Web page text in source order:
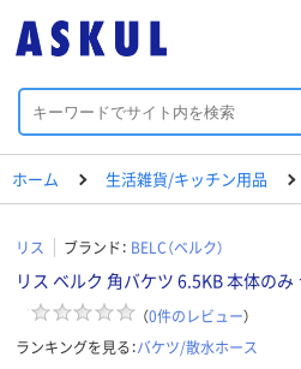
ホーム 生活雑貨/キッチン用品
リス ブランド： BELC（ベルク）
リス ベルク 角バケツ 6.5KB 本体の
（0件のレビュー）
ランキングを見る：バケツ/散水ホース